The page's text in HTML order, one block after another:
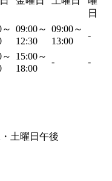
日
09:00～
12:30
09:00～
13:00
-
15:00～
18:00
- -
土曜日午後